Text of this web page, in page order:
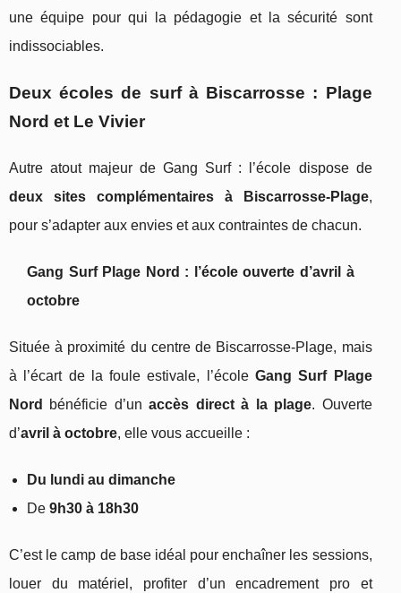
une équipe pour qui la pédagogie et la sécurité sont
indissociables.
Deux écoles de surf à Biscarrosse : Plage
Nord et Le Vivier
Autre atout majeur de Gang Surf : l’école dispose de
deux sites complémentaires à Biscarrosse-Plage,
pour s’adapter aux envies et aux contraintes de chacun.
Gang Surf Plage Nord : l’école ouverte d’avril à
octobre
Située à proximité du centre de Biscarrosse-Plage, mais
à l’écart de la foule estivale, l’écoleGang Surf Plage
Nord
bénéficie d’unaccès direct à la plage. Ouverte
d’avril à octobre, elle vous accueille :
Du lundi au dimanche
De 9h30 à 18h30
C’est le camp de base idéal pour enchaîner les sessions,
louer du matériel, profiter d’un encadrement pro et